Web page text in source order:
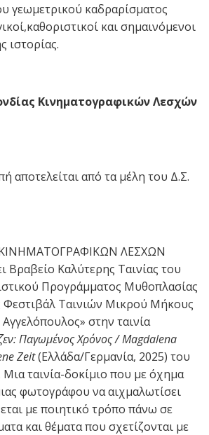
γεωμετρικού καδραρίσματος
και σημαινόμενοι
ιστορίας.
Κινηματογραφικών Λεσχών
αποτελείται από τα μέλη του Δ.Σ.
ΛΕΣΧΩΝ
Βραβείο Καλύτερης Ταινίας του
Προγράμματος Μυθοπλασίας
Φεστιβάλ Ταινιών Μικρού Μήκους
στην ταινία
Παγωμένος Χρόνος/ Magdalena
Zeit(Ελλάδα/Γερμανία, 2025) του
ταινία-δοκίμιο που με όχημα
φωτογράφου να αιχμαλωτίσει
με ποιητικό τρόπο πάνω σε
και θέματα που σχετίζονται με